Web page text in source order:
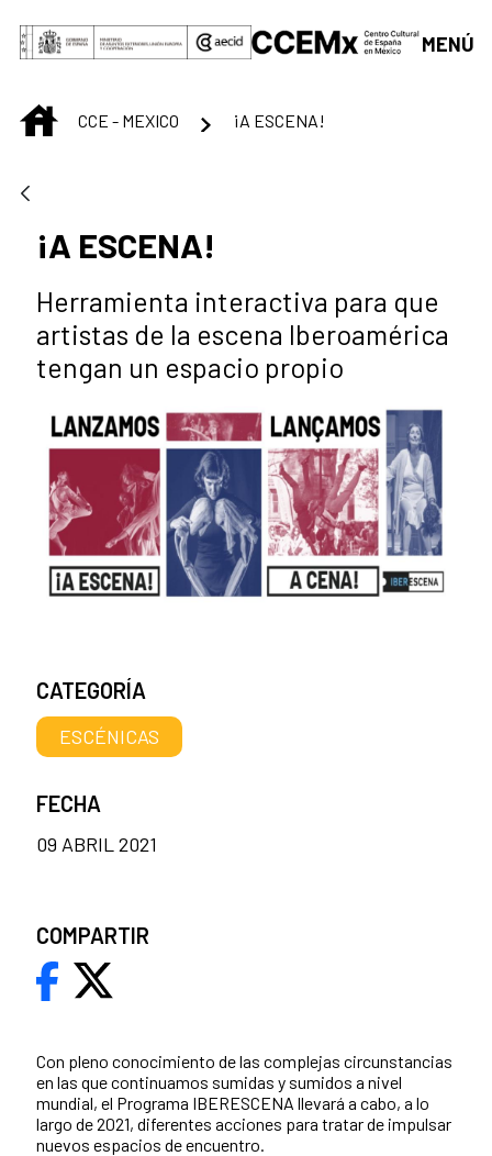
Saltar al contenido principal
MENÚ
INICIOCCE - MEXICO ¡A ESCENA!
¡A ESCENA!
Herramienta interactiva para que
artistas de la escena Iberoamérica
tengan un espacio propio
Con pleno conocimiento de las complejas circunstancias
en las que continuamos sumidas y sumidos a nivel
mundial, el Programa IBERESCENA llevará a cabo, a lo
largo de 2021, diferentes acciones para tratar de impulsar
nuevos espacios de encuentro.
CATEGORÍA
ESCÉNICAS
FECHA
09 ABRIL 2021
COMPARTIR